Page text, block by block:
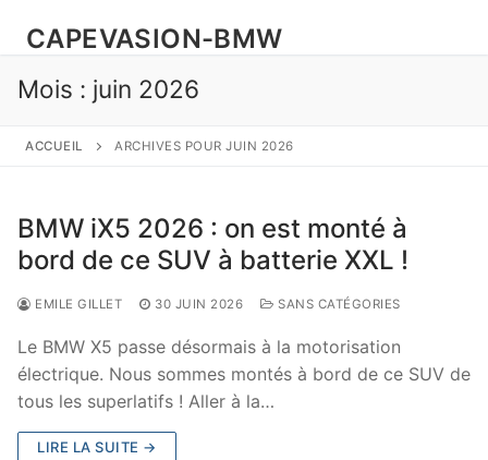
CAPEVASION-BMW
Mois : juin 2026
ACCUEIL ARCHIVES POUR JUIN 2026
BMW iX5 2026 : on est monté à
bord de ce SUV à batterie XXL !
EMILE GILLET 30 JUIN 2026 SANS CATÉGORIES
Le BMW X5 passe désormais à la motorisation
électrique. Nous sommes montés à bord de ce SUV de
tous les superlatifs ! Aller à la…
LIRE LA SUITE →